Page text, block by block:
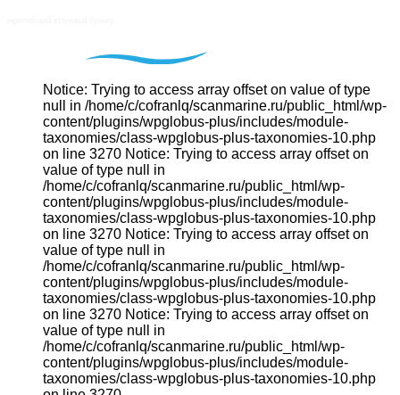
Notice: Trying to access array offset on value of type
null in /home/c/cofranlq/scanmarine.ru/public_html/wp-
content/plugins/wpglobus-plus/includes/module-
taxonomies/class-wpglobus-plus-taxonomies-10.php
on line 3270 Notice: Trying to access array offset on
value of type null in
/home/c/cofranlq/scanmarine.ru/public_html/wp-
content/plugins/wpglobus-plus/includes/module-
taxonomies/class-wpglobus-plus-taxonomies-10.php
on line 3270 Notice: Trying to access array offset on
value of type null in
/home/c/cofranlq/scanmarine.ru/public_html/wp-
content/plugins/wpglobus-plus/includes/module-
taxonomies/class-wpglobus-plus-taxonomies-10.php
on line 3270 Notice: Trying to access array offset on
value of type null in
/home/c/cofranlq/scanmarine.ru/public_html/wp-
content/plugins/wpglobus-plus/includes/module-
taxonomies/class-wpglobus-plus-taxonomies-10.php